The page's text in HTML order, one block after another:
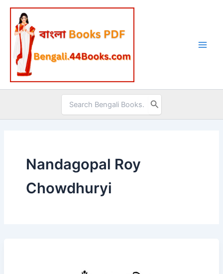
Skip
content
Search
for:
Nandagopal Roy
Chowdhuryi